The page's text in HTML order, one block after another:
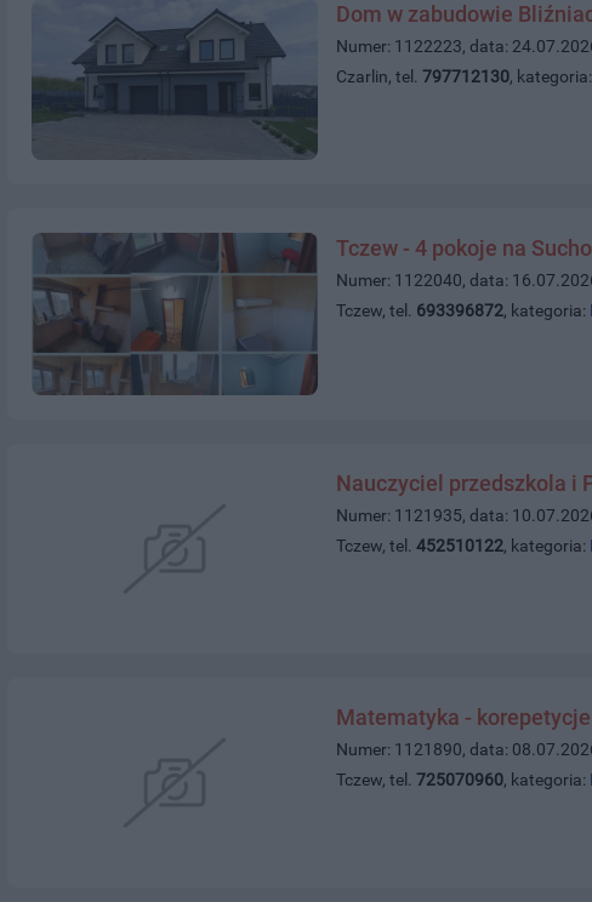
Dom w zabudowie
Numer: 1122223, data:
Czarlin, tel.797712130, kategoria:
Tczew - 4 pokoje na
Numer: 1122040, data:
Tczew, tel. 693396872, kategoria:
Nauczyciel przedszkola i
Numer: 1121935, data:
Tczew, tel.452510122, kategoria:
Matematyka - korepetycje
Numer: 1121890, data:
Tczew, tel.725070960, kategoria: